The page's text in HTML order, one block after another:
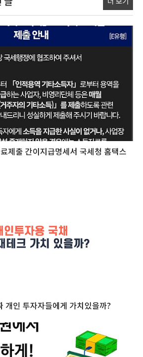
더 보기
제출 간이지급명세서 국세청 홈택스
개인 투자자들에게 가치있을까?